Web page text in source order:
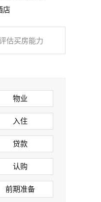
店
估买房能力
物业
入住
贷款
认购
前期准备